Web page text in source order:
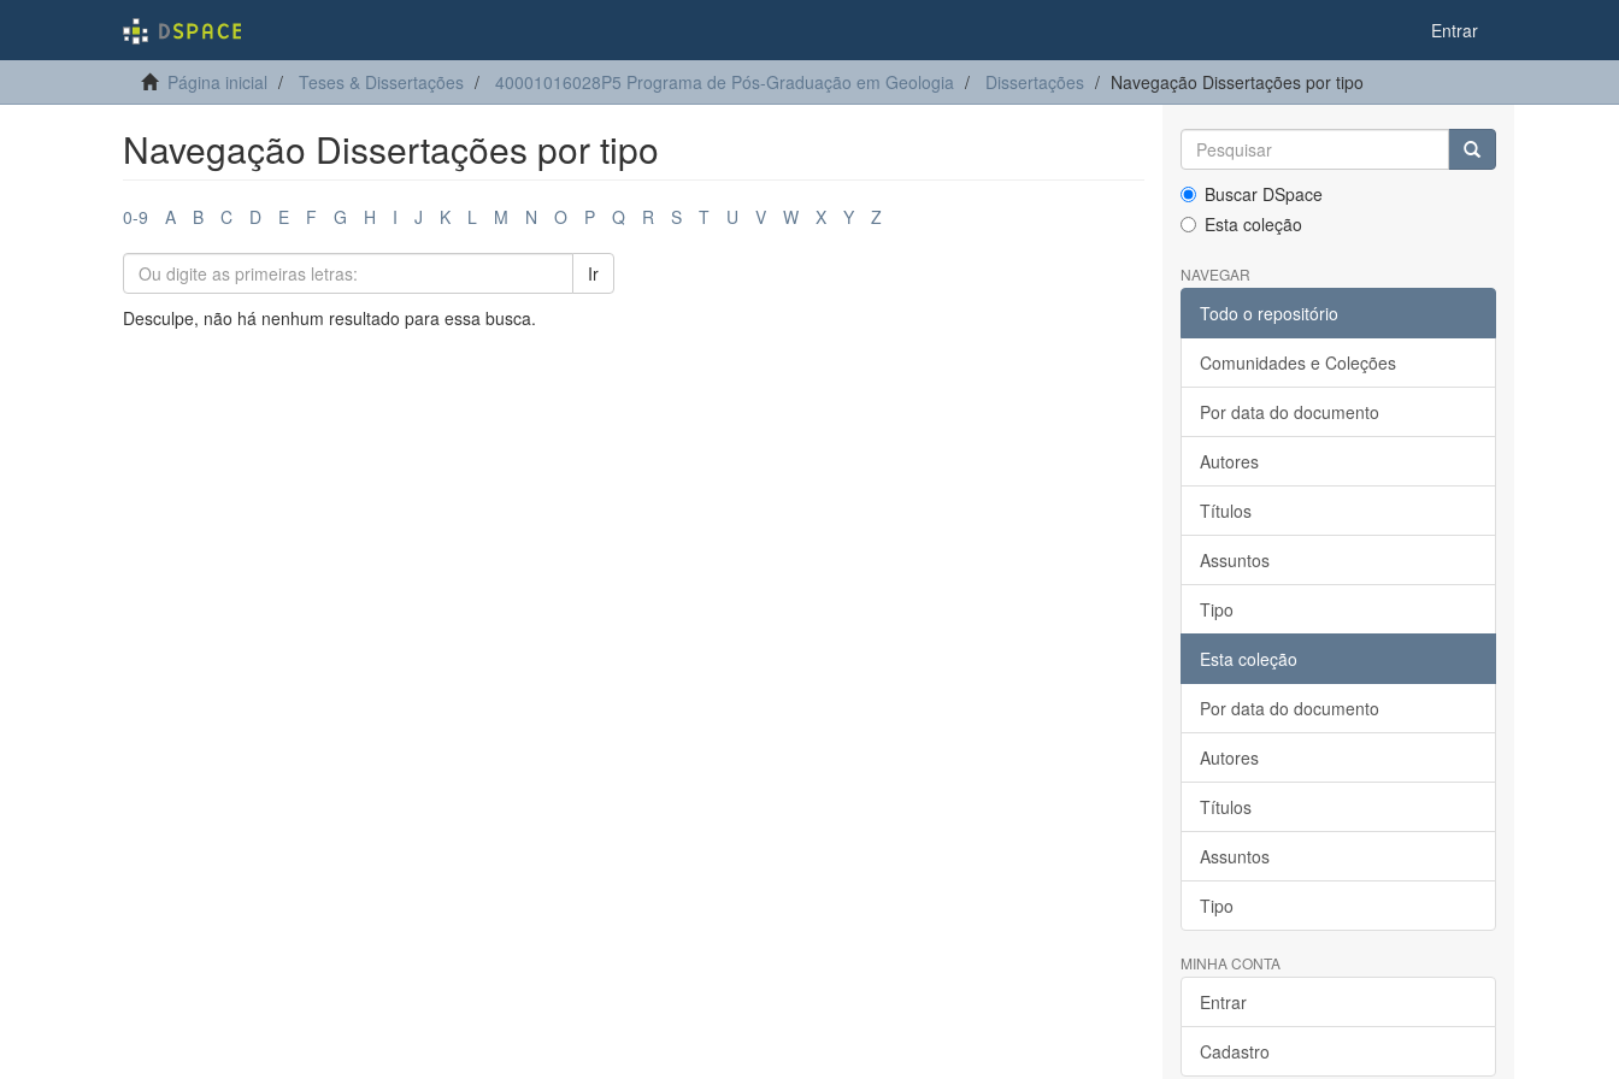
Entrar
Página inicial Teses & Dissertações 40001016028P5 Programa de Pós-Graduação em Geologia Dissertações Navegação Dissertações por tipo
Navegação Dissertações por tipo
0-9 A B C D E F G H I J K L M N O P Q R S T U V W X Y Z
Ir
Desculpe, não há nenhum resultado para essa busca.
Buscar DSpace
Esta coleção
NAVEGAR
Todo o repositório
Comunidades e Coleções
Por data do documento
Autores
Títulos
Assuntos
Tipo
Esta coleção
Por data do documento
Autores
Títulos
Assuntos
Tipo
MINHA CONTA
Entrar
Cadastro